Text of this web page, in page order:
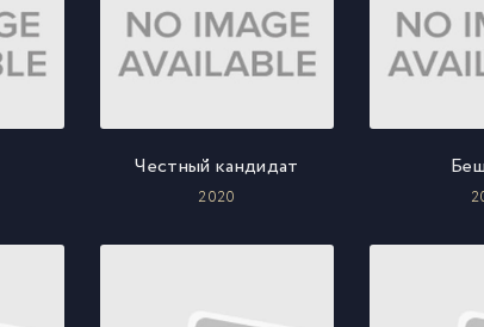
Честный кандидат
2020